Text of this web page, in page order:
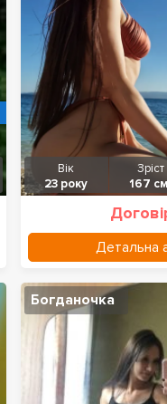
Вік
23 року
Зріст
167
Детальна
Богданочка